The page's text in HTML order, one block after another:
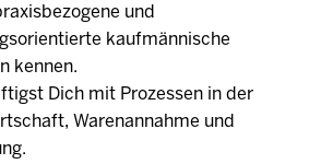
und
kaufmännische
kennen.
Dich mit Prozessen in der
Warenannahme und